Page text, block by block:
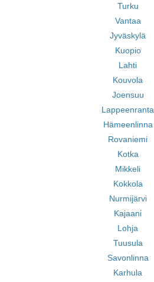
Turku
Vantaa
Jyväskylä
Kuopio
Lahti
Kouvola
Joensuu
Lappeenranta
Hämeenlinna
Rovaniemi
Kotka
Mikkeli
Kokkola
Nurmijärvi
Kajaani
Lohja
Tuusula
Savonlinna
Karhula